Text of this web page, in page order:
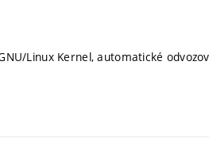
Linux Kernel, automatické